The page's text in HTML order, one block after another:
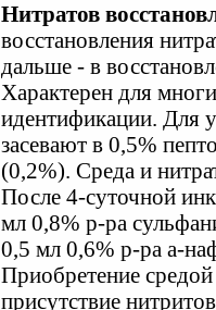
Нитратов
восстановления
дальше - в
Характерен для
идентификации. Для
засевают в 0,5%
(0,2%). Среда и
После 4-суточной
мл 0,8% р-ра
0,5 мл 0,6% р-ра a-
Приобретение средой
присутствие